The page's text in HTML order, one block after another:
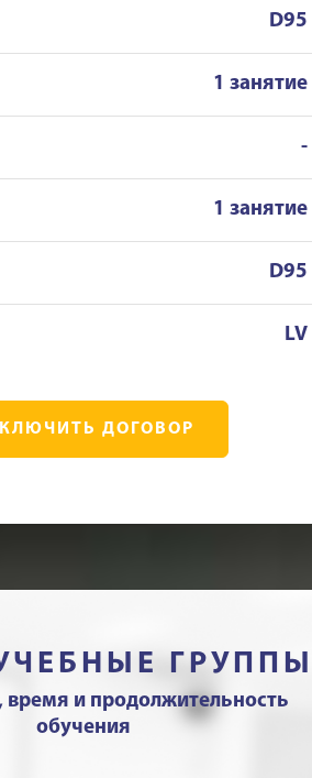
D95
1 занятие
-
1 занятие
D95
LV
ДОГОВОР
время и продолжительность
обучения